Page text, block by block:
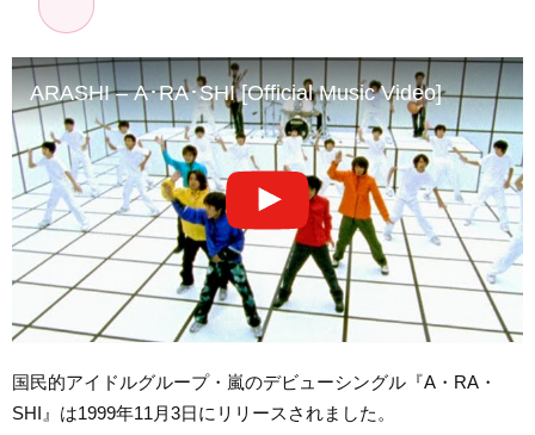
ARASHI – A･RA･SHI [Official Music Video]
国民的アイドルグループ・嵐のデビューシングル『A・RA・
SHI』は1999年11月3日にリリースされました。